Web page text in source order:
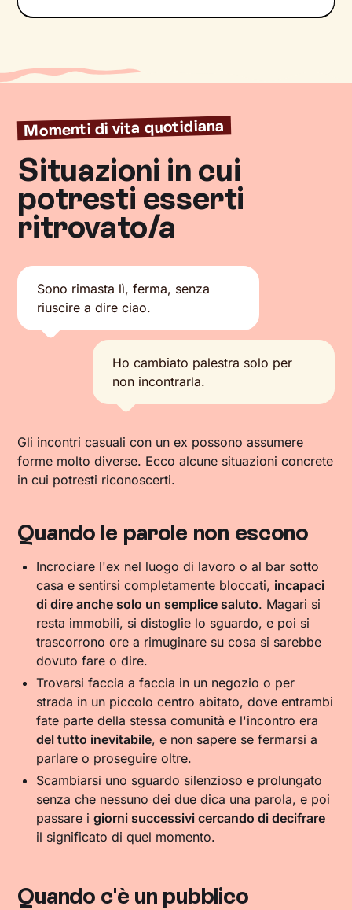
Momenti di vita quotidiana
Situazioni in cui
potresti esserti
ritrovato/a
Sono rimasta lì, ferma, senza
riuscire a dire ciao.
Ho cambiato palestra solo per
non incontrarla.
Gli incontri casuali con un ex possono assumere
forme molto diverse. Ecco alcune situazioni concrete
in cui potresti riconoscerti.
Quando le parole non escono
Incrociare l'ex nel luogo di lavoro o al bar sotto
casa e sentirsi completamente bloccati, incapaci
di dire anche solo un semplice saluto. Magari si
resta immobili, si distoglie lo sguardo, e poi si
trascorrono ore a rimuginare su cosa si sarebbe
dovuto fare o dire.
Trovarsi faccia a faccia in un negozio o per
strada in un piccolo centro abitato, dove entrambi
fate parte della stessa comunità e l'incontro era
del tutto inevitabile, e non sapere se fermarsi a
parlare o proseguire oltre.
Scambiarsi uno sguardo silenzioso e prolungato
senza che nessuno dei due dica una parola, e poi
passare igiorni successivi cercando di decifrare
il significato di quel momento.
Quando c'è un pubblico